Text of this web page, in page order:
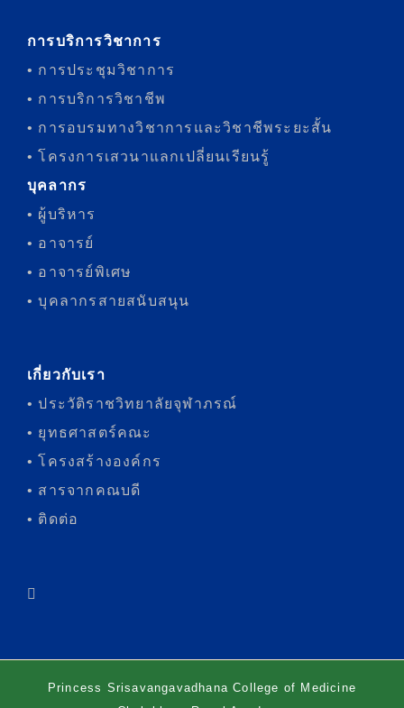
การบริการวิชาการ
• การประชุมวิชาการ
• การบริการวิชาชีพ
• การอบรมทางวิชาการและวิชาชีพระยะสั้น
• โครงการเสวนาแลกเปลี่ยนเรียนรู้
บุคลากร
• ผู้บริหาร
• อาจารย์
• อาจารย์พิเศษ
• บุคลากรสายสนับสนุน
เกี่ยวกับเรา
• ประวัติราชวิทยาลัยจุฬาภรณ์
• ยุทธศาสตร์คณะ
• โครงสร้างองค์กร
• สารจากคณบดี
• ติดต่อ
Princess Srisavangavadhana College of Medicine